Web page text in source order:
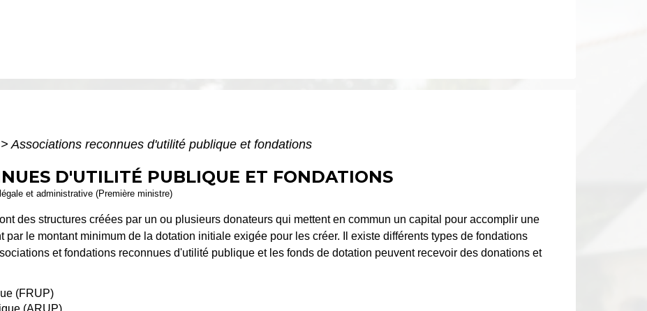
> Associations reconnues d'utilité publique et fondations
D'UTILITÉ PUBLIQUE ET FONDATIONS
et administrative (Première ministre)
des structures créées par un ou plusieurs donateurs qui mettent en commun un capital pour accomplir une
le montant minimum de la dotation initiale exigée pour les créer. Il existe différents types de fondations
et fondations reconnues d'utilité publique et les fonds de dotation peuvent recevoir des donations et
(FRUP)